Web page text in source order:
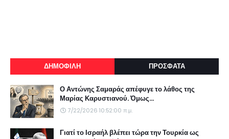
ΔΗΜΟΦΙΛΗ ΠΡΟΣΦΑΤΑ
Ο Αντώνης Σαμαράς απέφυγε το λάθος της
Μαρίας Καρυστιανού. Όμως...
7/22/2026 10:52:00 π.μ.
Γιατί το Ισραήλ βλέπει τώρα την Τουρκία ως